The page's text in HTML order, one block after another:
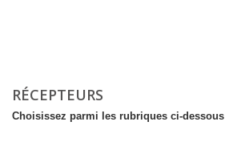
RÉCEPTEURS
Choisissez parmi les rubriques ci-dessous